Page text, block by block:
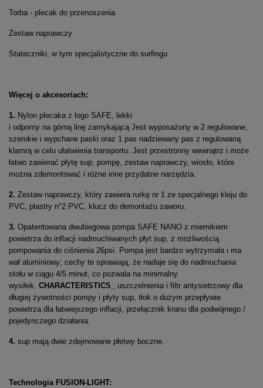
Torba - plecak do przenoszenia
Zestaw naprawczy
Stateczniki, w tym specjalistyczne do surfingu
Więcej o akcesoriach:
1. Nylon plecaka z logo SAFE, lekki
i odporny na górną linę zamykającą Jest wyposażony w 2 regulowane,
szerokie i wypchane paski oraz 1 pas nadziewany pas z regulowaną
klamrą w celu ułatwienia transportu. Jest przestronny wewnątrz i może
łatwo zawierać płytę sup, pompę, zestaw naprawczy, wiosło, które
można zdemontować i różne inne przydatne narzędzia.
2. Zestaw naprawczy, który zawiera rurkę nr 1 ze specjalnego kleju do
PVC, plastry n°2 PVC, klucz do demontażu zaworu.
3. Opatentowana dwubiegowa pompa SAFE NANO z miernikiem
powietrza do inflacji nadmuchiwanych płyt sup, z możliwością
pompowania do ciśnienia 26psi. Pompa jest bardzo wytrzymała i ma
wał aluminiowy; cechy te sprawiają, że nadaje się do nadmuchania
stołu w ciągu 4/5 minut, co pozwala na minimalny
wysiłek. CHARACTERISTICS_
uszczelnienia i filtr antysietrzowy dla
długiej żywotności pompy i płyty sup, tłok o dużym przepływie
powietrza dla łatwiejszego inflacji, przełącznik kranu dla podwójnego /
pojedynczego działania.
4. sup mają dwie zdejmowane płetwy boczne.
Technologia FUSION-LIGHT: